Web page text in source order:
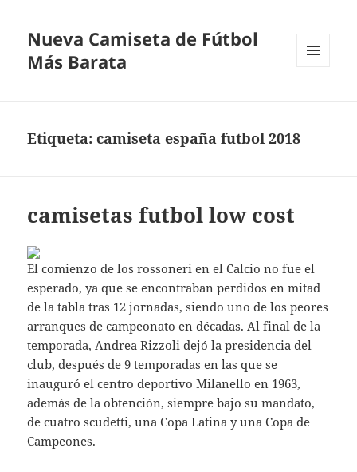
Nueva Camiseta de Fútbol
Más Barata
Etiqueta:camiseta españa futbol 2018
camisetas futbol low cost
El comienzo de los rossoneri en el Calcio no fue el
esperado, ya que se encontraban perdidos en mitad
de la tabla tras 12 jornadas, siendo uno de los peores
arranques de campeonato en décadas. Al final de la
temporada, Andrea Rizzoli dejó la presidencia del
club, después de 9 temporadas en las que se
inauguró el centro deportivo Milanello en 1963,
además de la obtención, siempre bajo su mandato,
de cuatro scudetti, una Copa Latina y una Copa de
Campeones.